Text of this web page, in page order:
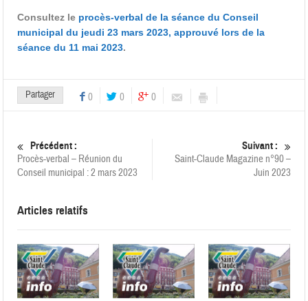
Consultez le procès-verbal de la séance du Conseil
municipal du jeudi 23 mars 2023, approuvé lors de la
séance du 11 mai 2023.
Partager 0 0 0
Précédent :
Procès-verbal – Réunion du
Conseil municipal : 2 mars 2023
Suivant :
Saint-Claude Magazine n°90 –
Juin 2023
Articles relatifs